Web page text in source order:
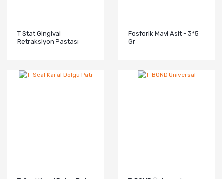
T Stat Gingival
Retraksiyon Pastası
Fosforik Mavi Asit - 3*5
Gr